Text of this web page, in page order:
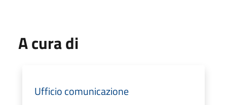
A cura di
Ufficio comunicazione